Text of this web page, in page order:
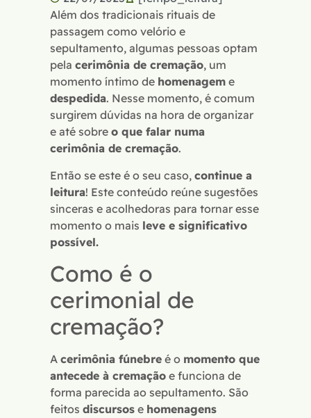
Além dos tradicionais rituais de
passagem como velório e
sepultamento, algumas pessoas optam
pela cerimônia de cremação, um
momento íntimo de homenagem e
despedida. Nesse momento, é comum
surgirem dúvidas na hora de organizar
e até sobre o que falar numa
cerimônia de cremação.
Então se este é o seu caso, continue a
leitura! Este conteúdo reúne sugestões
sinceras e acolhedoras para tornar esse
momento o mais leve e significativo
possível.
Como é o
cerimonial de
cremação?
A cerimônia fúnebre é o momento que
antecede à cremação e funciona de
forma parecida ao sepultamento. São
feitos discursos e homenagens